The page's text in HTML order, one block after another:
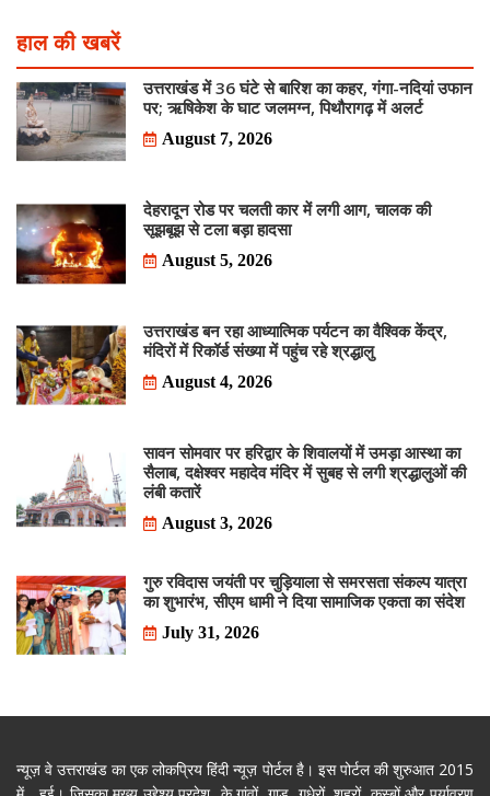
हाल की खबरें
उत्तराखंड में 36 घंटे से बारिश का कहर, गंगा-नदियां उफान
पर; ऋषिकेश के घाट जलमग्न, पिथौरागढ़ में अलर्ट
August 7, 2026
देहरादून रोड पर चलती कार में लगी आग, चालक की
सूझबूझ से टला बड़ा हादसा
August 5, 2026
उत्तराखंड बन रहा आध्यात्मिक पर्यटन का वैश्विक केंद्र,
मंदिरों में रिकॉर्ड संख्या में पहुंच रहे श्रद्धालु
August 4, 2026
सावन सोमवार पर हरिद्वार के शिवालयों में उमड़ा आस्था का
सैलाब, दक्षेश्वर महादेव मंदिर में सुबह से लगी श्रद्धालुओं की
लंबी कतारें
August 3, 2026
गुरु रविदास जयंती पर चुड़ियाला से समरसता संकल्प यात्रा
का शुभारंभ, सीएम धामी ने दिया सामाजिक एकता का संदेश
July 31, 2026
न्यूज़ वे उत्तराखंड का एक लोकप्रिय हिंदी न्यूज़ पोर्टल है। इस पोर्टल की शुरुआत 2015